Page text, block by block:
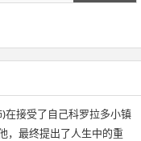
在接受了自己科罗拉多小镇
，最终提出了人生中的重